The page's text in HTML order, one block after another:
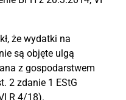
że wydatki na
są objęte ulgą
z gospodarstwem
2 zdanie 1 EStG
R 4/18).